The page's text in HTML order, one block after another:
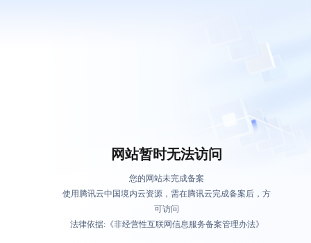
网站暂时无法访问
您的网站未完成备案
使用腾讯云中国境内云资源，需在腾讯云完成备案后，方
可访问
法律依据:《非经营性互联网信息服务备案管理办法》